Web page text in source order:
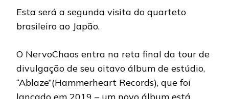
Esta será a segunda visita do quarteto
brasileiro ao Japão.
O NervoChaos entra na reta final da tour de
divulgação de seu oitavo álbum de estúdio,
“Ablaze”(Hammerheart Records), que foi